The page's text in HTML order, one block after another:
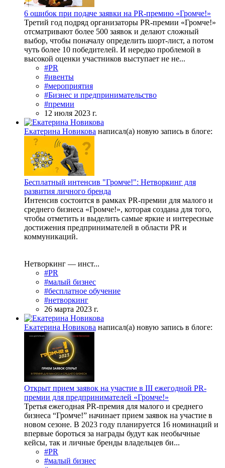
6 ошибок при подаче заявки на PR-премию «Громче!»
Третий год подряд организаторы PR-премии «Громче!»
отсматривают более 500 заявок и делают сложный
выбор, чтобы поначалу определить шорт-лист, а потом
чуть более 10 победителей. И нередко проблемой в
высокой оценки участников выступает не не...
#PR
#ивенты
#мероприятия
#Бизнес и предпринимательство
#премии
12 июля 2023 г.
Екатерина Новикова написал(а) новую запись в блоге:
Бесплатный интенсив "Громче!": Нетворкинг для
развития личного бренда
Интенсив состоится в рамках PR-премии для малого и
среднего бизнеса «Громче!», которая создана для того,
чтобы отметить и выделить самые яркие и интересные
достижения предпринимателей в области PR и
коммуникаций.
Нетворкинг — инст...
#PR
#малый бизнес
#бесплатное обучение
#нетворкинг
26 марта 2023 г.
Екатерина Новикова написал(а) новую запись в блоге:
Открыт прием заявок на участие в III ежегодной PR-
премии для предпринимателей «Громче!»
Третья ежегодная PR-премия для малого и среднего
бизнеса “Громче!” начинает прием заявок на участие в
новом сезоне. В 2023 году планируется 16 номинаций и
впервые бороться за награды будут как необычные
кейсы, так и личные бренды владельцев би...
#PR
#малый бизнес